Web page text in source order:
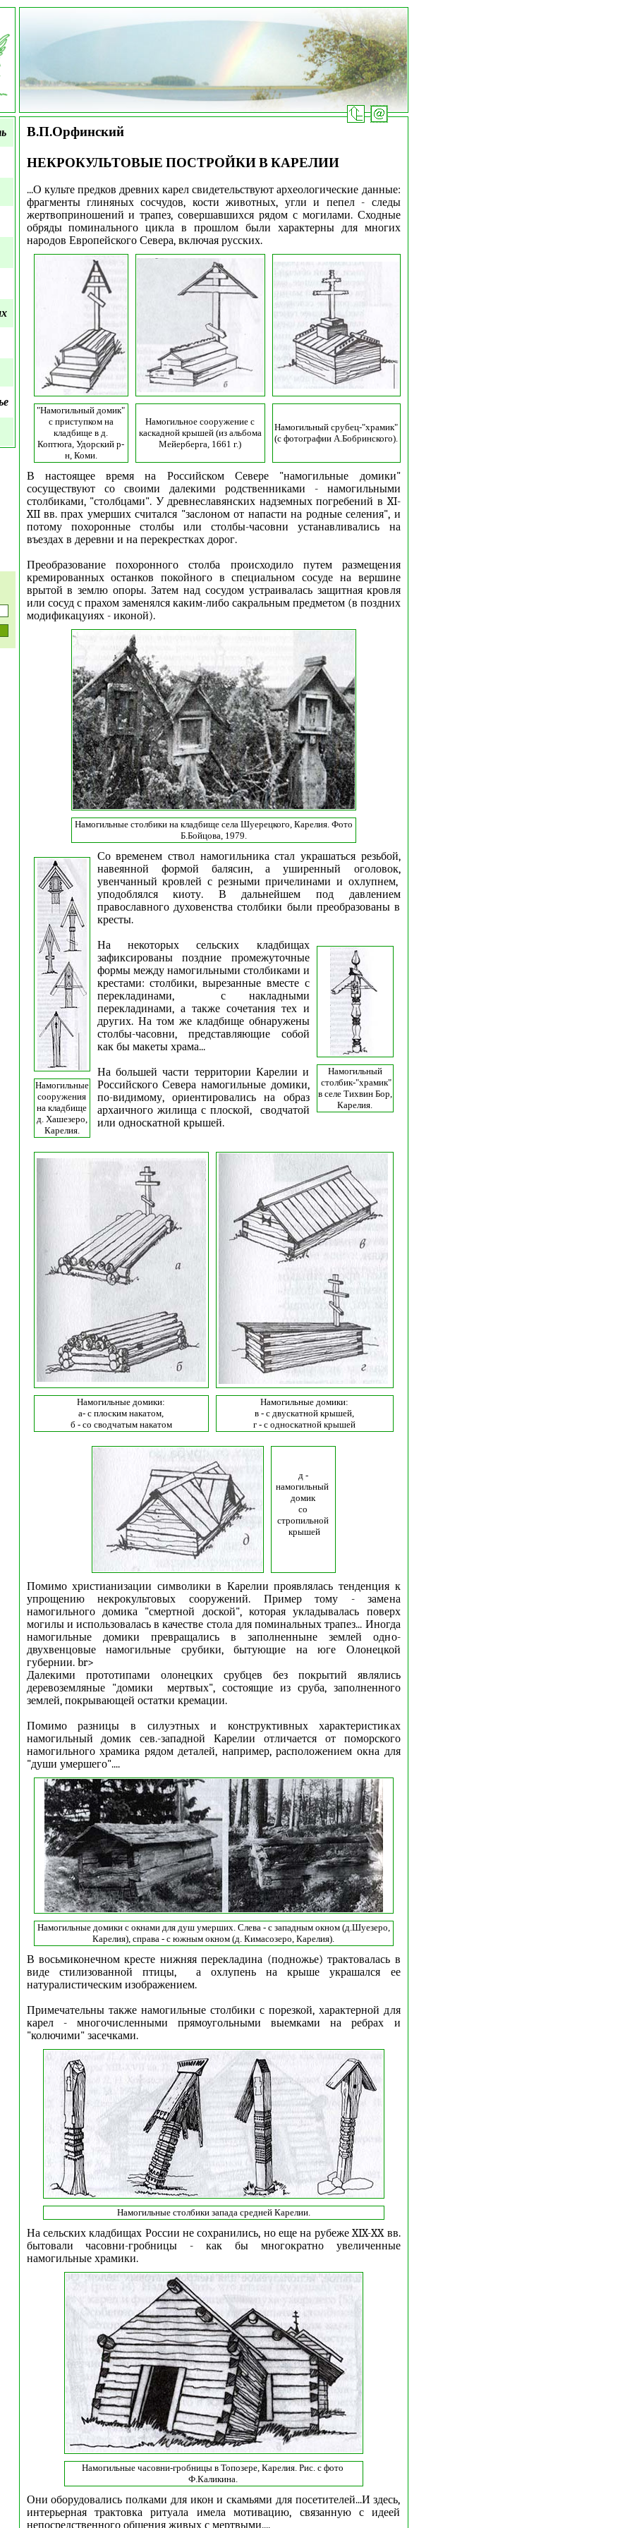
В.П.Орфинский
НЕКРОКУЛЬТОВЫЕ ПОСТРОЙКИ В КАРЕЛИИ
...О культе предков древних карел свидетельствуют археологические данные:
фрагменты глиняных сосчудов, кости животных, угли и пепел - следы
жертвоприношений и трапез, совершавшихся рядом с могилами. Сходные
обряды поминального цикла в прошлом были характерны для многих
народов Европейского Севера, включая русских.
"Намогильный домик"
с приступком на
кладбище в д.
Коптюга, Удорский р-
н, Коми.
Намогильное сооружение с
каскадной крышей (из альбома
Мейерберга, 1661 г.)
Намогильный срубец-"храмик"
(с фотографии А.Бобринского).
В настоящее время на Российском Севере "намогильные домики"
сосуществуют со своими далекими родственниками - намогильными
столбиками, "столбцами". У древнеславянских надземных погребений в XI-
XII вв. прах умерших считался "заслоном от напасти на родные селения", и
потому похоронные столбы или столбы-часовни устанавливались на
въездах в деревни и на перекрестках дорог.
Преобразование похоронного столба происходило путем размещения
кремированных останков покойного в специальном сосуде на вершине
врытой в землю опоры. Затем над сосудом устраивалась защитная кровля
или сосуд с прахом заменялся каким-либо сакральным предметом (в поздних
модификацуиях - иконой).
Намогильные столбики на кладбище села Шуерецкого, Карелия. Фото
Б.Бойцова, 1979.
Намогильные
сооружения
на кладбище
д. Хашезеро,
Карелия.
Со временем ствол намогильника стал украшаться резьбой,
навеянной формой балясин, а уширенный оголовок,
увенчанный кровлей с резными причелинами и охлупнем,
уподоблялся киоту. В дальнейшем под давлением
православного духовенства столбики были преобразованы в
кресты.
Намогильный
столбик-"храмик"
в селе Тихвин Бор,
Карелия.
На некоторых сельских кладбищах
зафиксированы поздние промежуточные
формы между намогильными столбиками и
крестами: столбики, вырезанные вместе с
перекладинами, с накладными
перекладинами, а также сочетания тех и
других. На том же кладбище обнаружены
столбы-часовни, представляющие собой
как бы макеты храма...
На большей части территории Карелии и
Российского Севера намогильные домики,
по-видимому, ориентировались на образ
архаичного жилища с плоской, сводчатой
или односкатной крышей.
Намогильные домики:
а- с плоским накатом,
б - со сводчатым накатом
Намогильные домики:
в - с двускатной крышей,
г - с односкатной крышей
д -
намогильный
домик
со
стропильной
крышей
Помимо христианизации символики в Карелии проявлялась тенденция к
упрощению некрокультовых сооружений. Пример тому - замена
намогильного домика "смертной доской", которая укладывалась поверх
могилы и использовалась в качестве стола для поминальных трапез... Иногда
намогильные домики превращались в заполненныне землей одно-
двухвенцовые намогильные срубики, бытующие на юге Олонецкой
губернии. br>
Далекими прототипами олонецких срубцев без покрытий являлись
деревоземляные "домики мертвых", состоящие из сруба, заполненного
землей, покрывающей остатки кремации.
Помимо разницы в силуэтных и конструктивных характеристиках
намогильный домик сев.-западной Карелии отличается от поморского
намогильного храмика рядом деталей, например, расположением окна для
"души умершего"....
Намогильные домики с окнами для душ умерших. Слева - с западным окном (д.Шуезеро,
Карелия), справа - с южным окном (д. Кимасозеро, Карелия).
В восьмиконечном кресте нижняя перекладина (подножье) трактовалась в
виде стилизованной птицы, а охлупень на крыше украшался ее
натуралистическим изображением.
Примечательны также намогильные столбики с порезкой, характерной для
карел - многочисленными прямоугольными выемками на ребрах и
"колючими" засечками.
Намогильные столбики запада средней Карелии.
На сельских кладбищах России не сохранились, но еще на рубеже XIX-XX вв.
бытовали часовни-гробницы - как бы многократно увеличенные
намогильные храмики.
Намогильные часовни-гробницы в Топозере, Карелия. Рис. с фото
Ф.Каликина.
Они оборудовались полками для икон и скамьями для посетителей...И здесь,
интерьерная трактовка ритуала имела мотивацию, связанную с идеей
непосредственного общения живых с мертвыми....